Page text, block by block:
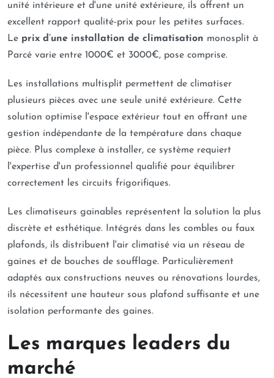
unité intérieure et d'une unité extérieure, ils offrent un
excellent rapport qualité-prix pour les petites surfaces.
Le prix d’une installation de climatisation monosplit à
Parcé varie entre 1000€ et 3000€, pose comprise.
Les installations multisplit permettent de climatiser
plusieurs pièces avec une seule unité extérieure. Cette
solution optimise l'espace extérieur tout en offrant une
gestion indépendante de la température dans chaque
pièce. Plus complexe à installer, ce système requiert
l'expertise d'un professionnel qualifié pour équilibrer
correctement les circuits frigorifiques.
Les climatiseurs gainables représentent la solution la plus
discrète et esthétique. Intégrés dans les combles ou faux
plafonds, ils distribuent l'air climatisé via un réseau de
gaines et de bouches de soufflage. Particulièrement
adaptés aux constructions neuves ou rénovations lourdes,
ils nécessitent une hauteur sous plafond suffisante et une
isolation performante des gaines.
Les marques leaders du
marché